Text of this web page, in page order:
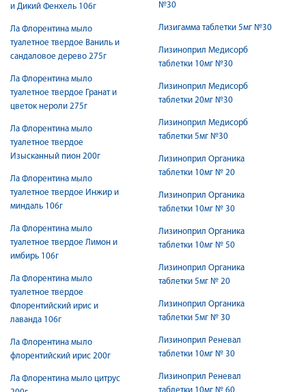
и Дикий Фенхель 106г
Ла Флорентина мыло
туалетное твердое Ваниль и
сандаловое дерево 275г
Ла Флорентина мыло
туалетное твердое Гранат и
цветок нероли 275г
Ла Флорентина мыло
туалетное твердое
Изысканный пион 200г
Ла Флорентина мыло
туалетное твердое Инжир и
миндаль 106г
Ла Флорентина мыло
туалетное твердое Лимон и
имбирь 106г
Ла Флорентина мыло
туалетное твердое
Флорентийский ирис и
лаванда 106г
Ла Флорентина мыло
флорентийский ирис 200г
Ла Флорентина мыло цитрус
№30
Лизигамма таблетки 5мг №30
Лизиноприл Медисорб
таблетки 10мг №30
Лизиноприл Медисорб
таблетки 20мг №30
Лизиноприл Медисорб
таблетки 5мг №30
Лизиноприл Органика
таблетки 10мг № 20
Лизиноприл Органика
таблетки 10мг № 30
Лизиноприл Органика
таблетки 10мг № 50
Лизиноприл Органика
таблетки 5мг № 20
Лизиноприл Органика
таблетки 5мг № 30
Лизиноприл Реневал
таблетки 10мг № 30
Лизиноприл Реневал